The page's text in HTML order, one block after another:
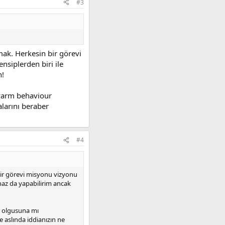
#3
Herkesin bir görevi
biri ile
behaviour
beraber
#4
görevi misyonu vizyonu
da yapabilirim ancak
mı
iddianızın ne